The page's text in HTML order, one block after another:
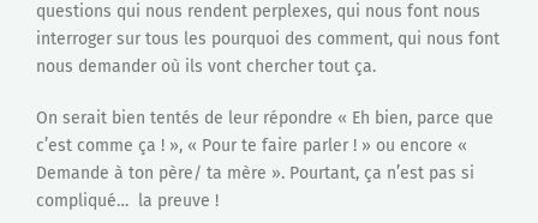
questions qui nous rendent perplexes, qui nous font nous
interroger sur tous les pourquoi des comment, qui nous font
nous demander où ils vont chercher tout ça.
On serait bien tentés de leur répondre « Eh bien, parce que
c’est comme ça ! », « Pour te faire parler ! » ou encore «
Demande à ton père/ ta mère ». Pourtant, ça n’est pas si
compliqué… la preuve !